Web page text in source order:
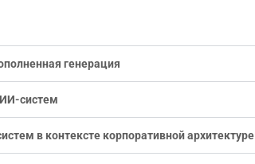
генерация
систем
в контексте корпоративной архитектуре